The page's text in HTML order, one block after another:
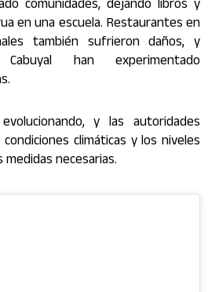
comunidades, dejando libros y
en una escuela. Restaurantes en
también sufrieron daños, y
han experimentado
y las autoridades
climáticas y los niveles
necesarias.